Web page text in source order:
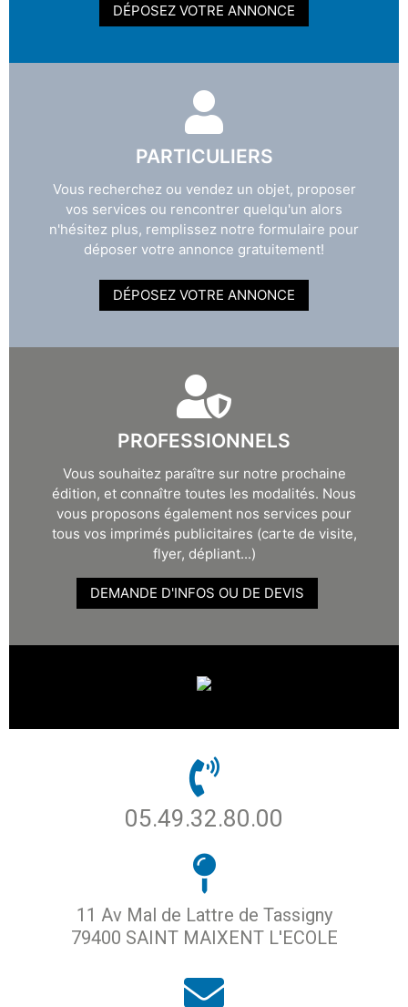
DÉPOSEZ VOTRE ANNONCE
PARTICULIERS
Vous recherchez ou vendez un objet, proposer
vos services ou rencontrer quelqu'un alors
n'hésitez plus, remplissez notre formulaire pour
déposer votre annonce gratuitement!
DÉPOSEZ VOTRE ANNONCE
PROFESSIONNELS
Vous souhaitez paraître sur notre prochaine
édition, et connaître toutes les modalités. Nous
vous proposons également nos services pour
tous vos imprimés publicitaires (carte de visite,
flyer, dépliant...)
DEMANDE D'INFOS OU DE DEVIS
05.49.32.80.00
11 Av Mal de Lattre de Tassigny
79400 SAINT MAIXENT L'ECOLE